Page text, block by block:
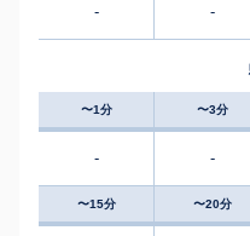
- -
〜1分 〜3分
- -
〜15分 〜20分